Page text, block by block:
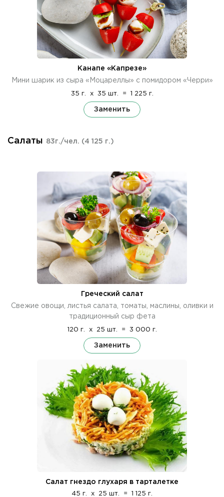
Канапе «Капрезе»
Мини шарик из сыра «Моцареллы» с помидором «Черри»
35 г. x 35 шт. = 1 225 г.
Заменить
Салаты 83г./чел. (4 125 г.)
Греческий салат
Свежие овощи, листья салата, томаты, маслины, оливки и
традиционный сыр фета
120 г. x 25 шт. = 3 000 г.
Заменить
Салат гнездо глухаря в тарталетке
45 г. x 25 шт. = 1 125 г.